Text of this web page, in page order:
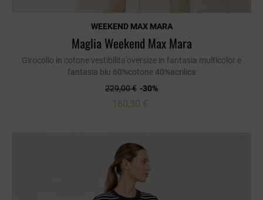
WEEKEND MAX MARA
Maglia Weekend Max Mara
Girocollo in cotone vestibilita'oversize in fantasia multicolor e
fantasia blu 60%cotone 40%acrilica
229,00 € -30%
160,30 €